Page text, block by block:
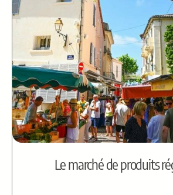
Le marché de produits